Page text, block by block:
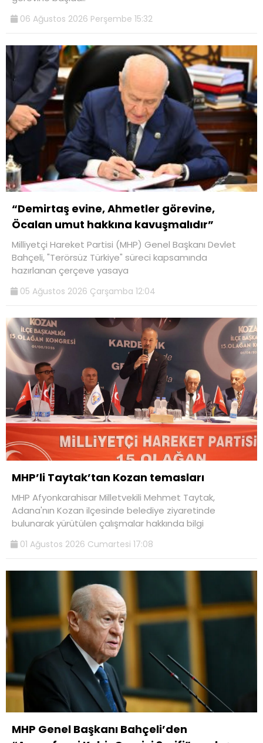
06 Ağustos 2026 Perşembe 15:32
“Demirtaş evine, Ahmetler görevine,
Öcalan umut hakkına kavuşmalıdır”
Milliyetçi Hareket Partisi (MHP) Genel Başkanı Devlet
Bahçeli, "Terörsüz Türkiye" süreci kapsamında
hazırlanan çerçeve yasaya
05 Ağustos 2026 Çarşamba 12:04
MHP’li Taytak’tan Kozan temasları
MHP Afyonkarahisar Milletvekili Mehmet Taytak,
Adana'nın Kozan ilçesinde belediye ziyaretinde
bulunarak yürütülen çalışmalar hakkında bilgi
01 Ağustos 2026 Cumartesi 17:08
MHP Genel Başkanı Bahçeli’den